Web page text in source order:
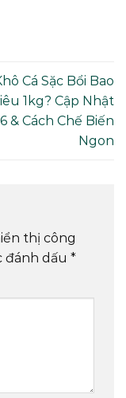
Cá Sặc Bổi Bao
1kg? Cập Nhật
& Cách Chế Biến
Ngon
thị công
đánh dấu *